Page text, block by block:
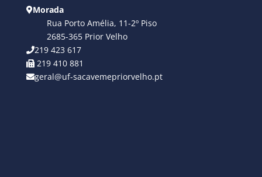
Morada
Rua Porto Amélia, 11-2º Piso
2685-365 Prior Velho
219 423 617
219 410 881
geral@uf-sacavemepriorvelho.pt